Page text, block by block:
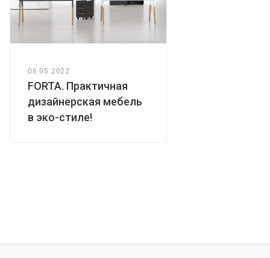
06.05.2022
FORTA. Практичная
дизайнерская мебель
в эко-стиле!